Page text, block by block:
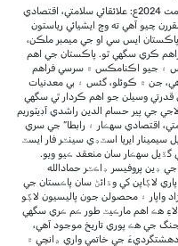
سنڌ يونيورسٽي ڄامشورو ۾ “شنگهائي تعاون تنظيم سمٽ 2024ع: علائقائي سلامتي، اقتصادي
چيو آهي ته وچ ايشيائي رياستون
ايس سي او جي ميمبر ملڪن،
ڪري سگهي ٿو. پاڪستان جي اهم
۽ جيو اڪنامڪس ۾ سرسي فراهم
جن ۾ ڪوئلو، گئس ۽ ٻي معدنيات
وسيلن جو اهم ڪردار ٿي سگهي
جي پير حسام الدين راشدي آڊيٽوريم
2024ع: علائقائي سلامتي، اقتصادي سهڪار ۽ رابطا” جي سري
ايريا اسٽڊي سينٽر فار ايسٽ
گڏيل سهڪار سان منعقد ڪيو ويو.
ڊين پروفيسر ڊاڪٽر حمادالله
لاڳاپن کي وڌائڻ سان پاڪستان جي
واپار ۽ محصولن جون پاليسيون لاڳو
هڪ اهم مارڪيٽ طور ڪم ڪري سگهي
جي هڪ پوري تاريخ موجود آهي،
دهشتگرديءَ جي خاتمي واري ڍانچي ۾